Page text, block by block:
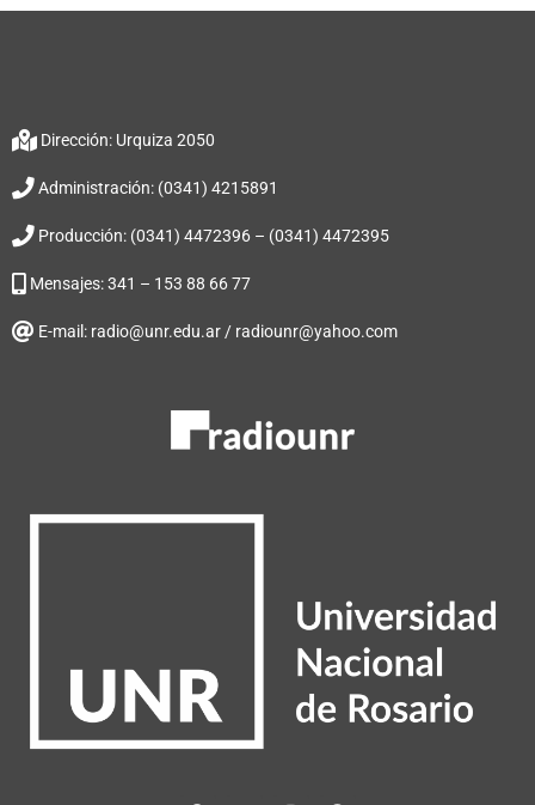
Dirección: Urquiza 2050
Administración: (0341) 4215891
Producción: (0341) 4472396 – (0341) 4472395
Mensajes: 341 – 153 88 66 77
E-mail: radio@unr.edu.ar / radiounr@yahoo.com